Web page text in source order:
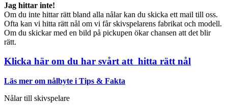
Jag hittar inte!
Om du inte hittar rätt bland alla nålar kan du skicka ett mail till oss.
Ofta kan vi hitta rätt nål om vi får skivspelarens fabrikat och modell.
Om du skickar med en bild på pickupen ökar chansen att det blir
rätt.
Klicka här om du har svårt att hitta rätt nål
Läs mer om nålbyte i Tips & Fakta
Nålar till skivspelare